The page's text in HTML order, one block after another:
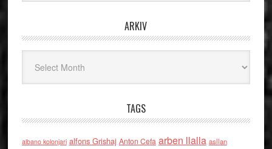
ARKIV
TAGS
albano kolonjari alfons Grishaj Anton Cefa arben llalla asllan